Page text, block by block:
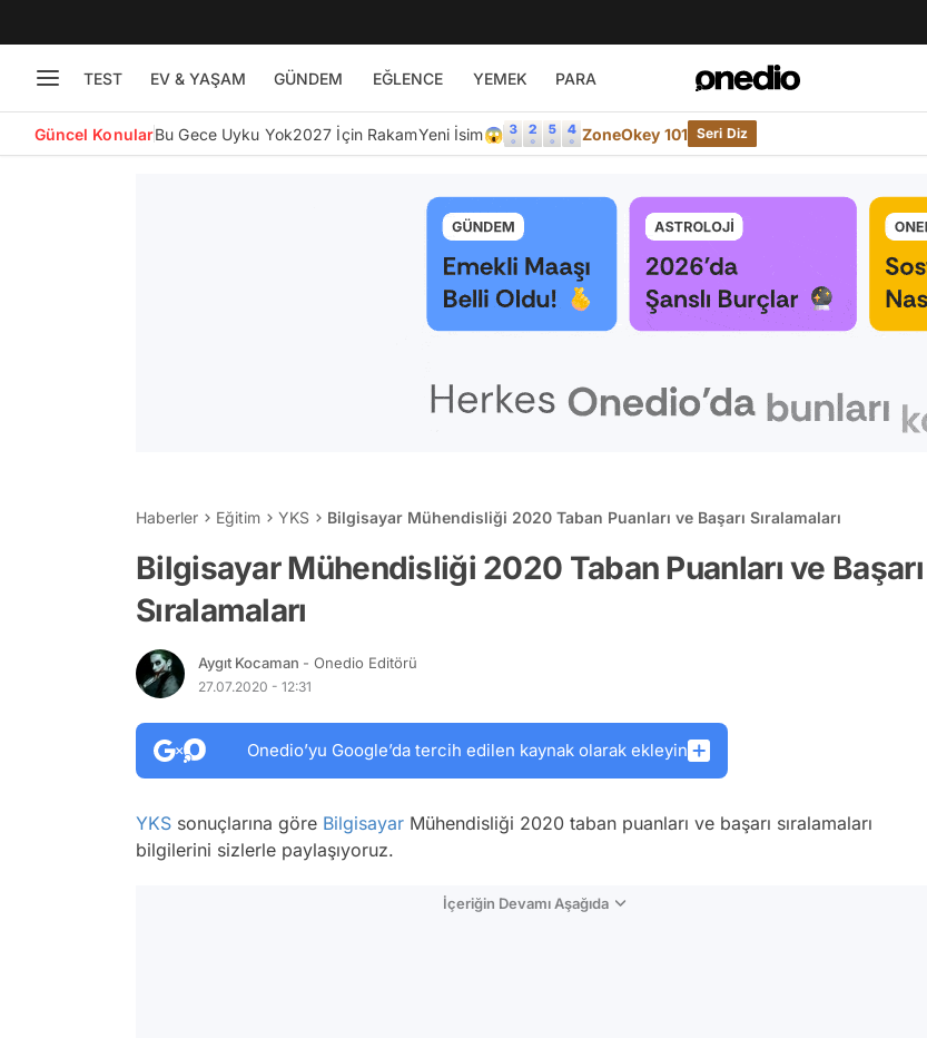
TEST EV & YAŞAM GÜNDEM EĞLENCE YEMEK PARA
Güncel KonularBu Gece Uyku Yok2027 İçin RakamYeni İsim😱 ZoneOkey 101 Seri Diz
Haberler Eğitim YKS Bilgisayar Mühendisliği 2020 Taban Puanları ve Başarı Sıralamaları
Bilgisayar Mühendisliği 2020 Taban Puanları ve Başarı
Sıralamaları
Aygıt Kocaman - Onedio Editörü
27.07.2020 - 12:31
Onedio’yu Google’da tercih edilen kaynak olarak ekleyin
YKS sonuçlarına göre Bilgisayar Mühendisliği 2020 taban puanları ve başarı sıralamaları
bilgilerini sizlerle paylaşıyoruz.
İçeriğin Devamı Aşağıda